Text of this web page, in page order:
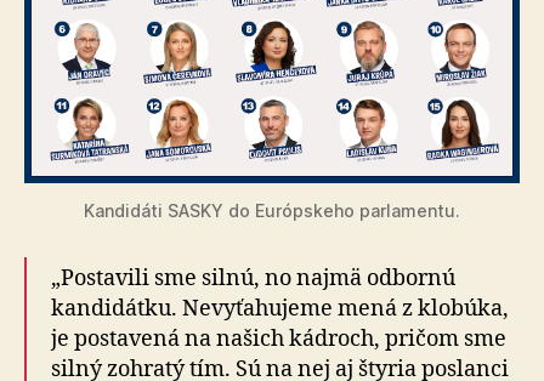
Kandidáti SASKY do Európskeho parlamentu.
„Postavili sme silnú, no najmä odbornú
kandidátku. Ne­vy­ťa­hu­je­me mená z klo­búka,
je posta­vená na našich kádroch, pričom sme
silný zohratý tím. Sú na nej aj štyria poslanci